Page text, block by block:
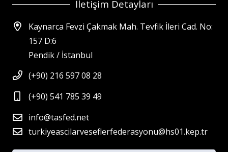
İletişim Detayları
Kaynarca Fevzi Çakmak Mah. Tevfik İleri Cad. No:
157 D:6
Pendik / İstanbul
(+90) 216 597 08 28
(+90) 541 785 39 49
info@tasfed.net
turkiyeascilarveseflerfederasyonu@hs01.kep.tr